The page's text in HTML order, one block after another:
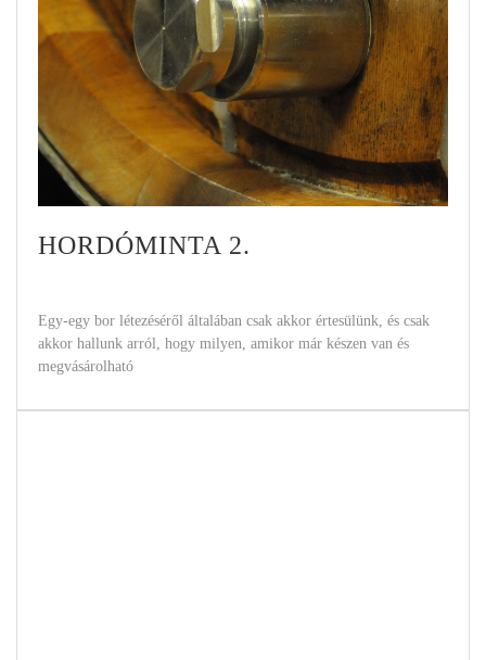
HORDÓMINTA 2.
Egy-egy bor létezéséről általában csak akkor értesülünk, és csak
akkor hallunk arról, hogy milyen, amikor már készen van és
megvásárolható